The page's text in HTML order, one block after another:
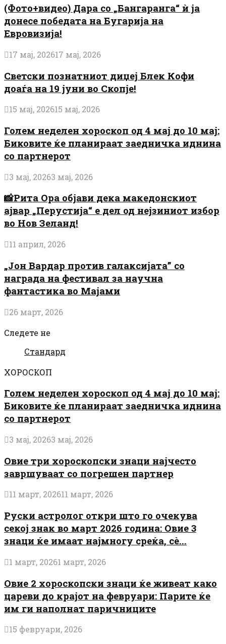
(Фото+видео) Дара со „Бангаранга“ ѝ ја
донесе победата на Бугарија на
Евровизија!
17 мај, 202617 мај, 2026
Светски познатниот диџеј Блек Кофи
доаѓа на 19 јуни во Скопје!
15 мај, 202615 мај, 2026
Голем неделен хороскоп од 4 мај до 10 мај:
Биковите ќе планираат заедничка иднина
со партнерот
3 мај, 20263 мај, 2026
📸Рита Ора објави дека македонскиот
ајвар „Перустија“ е дел од нејзиниот избор
во Нов Зеланд!
11 април, 2026
„Јон Вардар против галаксијата” со
награда на фестивал за научна
фантастика во Мајами
26 март, 2026
Следете не
Стандард
ХОРОСКОП
Голем неделен хороскоп од 4 мај до 10 мај:
Биковите ќе планираат заедничка иднина
со партнерот
3 мај, 20263 мај, 2026
Овие три хороскопски знаци најчесто
завршуваат со погрешен партнер
11 март, 202611 март, 2026
Руски астролог откри што го очекува
секој знак во март 2026 година: Овие 3
знаци ќе имаат најмногу среќа, сè...
1 март, 20261 март, 2026
Овие 2 хороскопски знаци ќе живеат како
цареви до крајот на февруари: Парите ќе
им ги наполнат паричниците
15 февруари, 2026